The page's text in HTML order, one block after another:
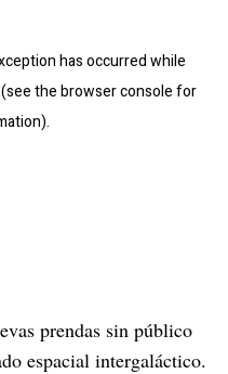
prendas sin público
espacial intergaláctico.